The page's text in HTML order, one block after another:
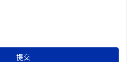
提交